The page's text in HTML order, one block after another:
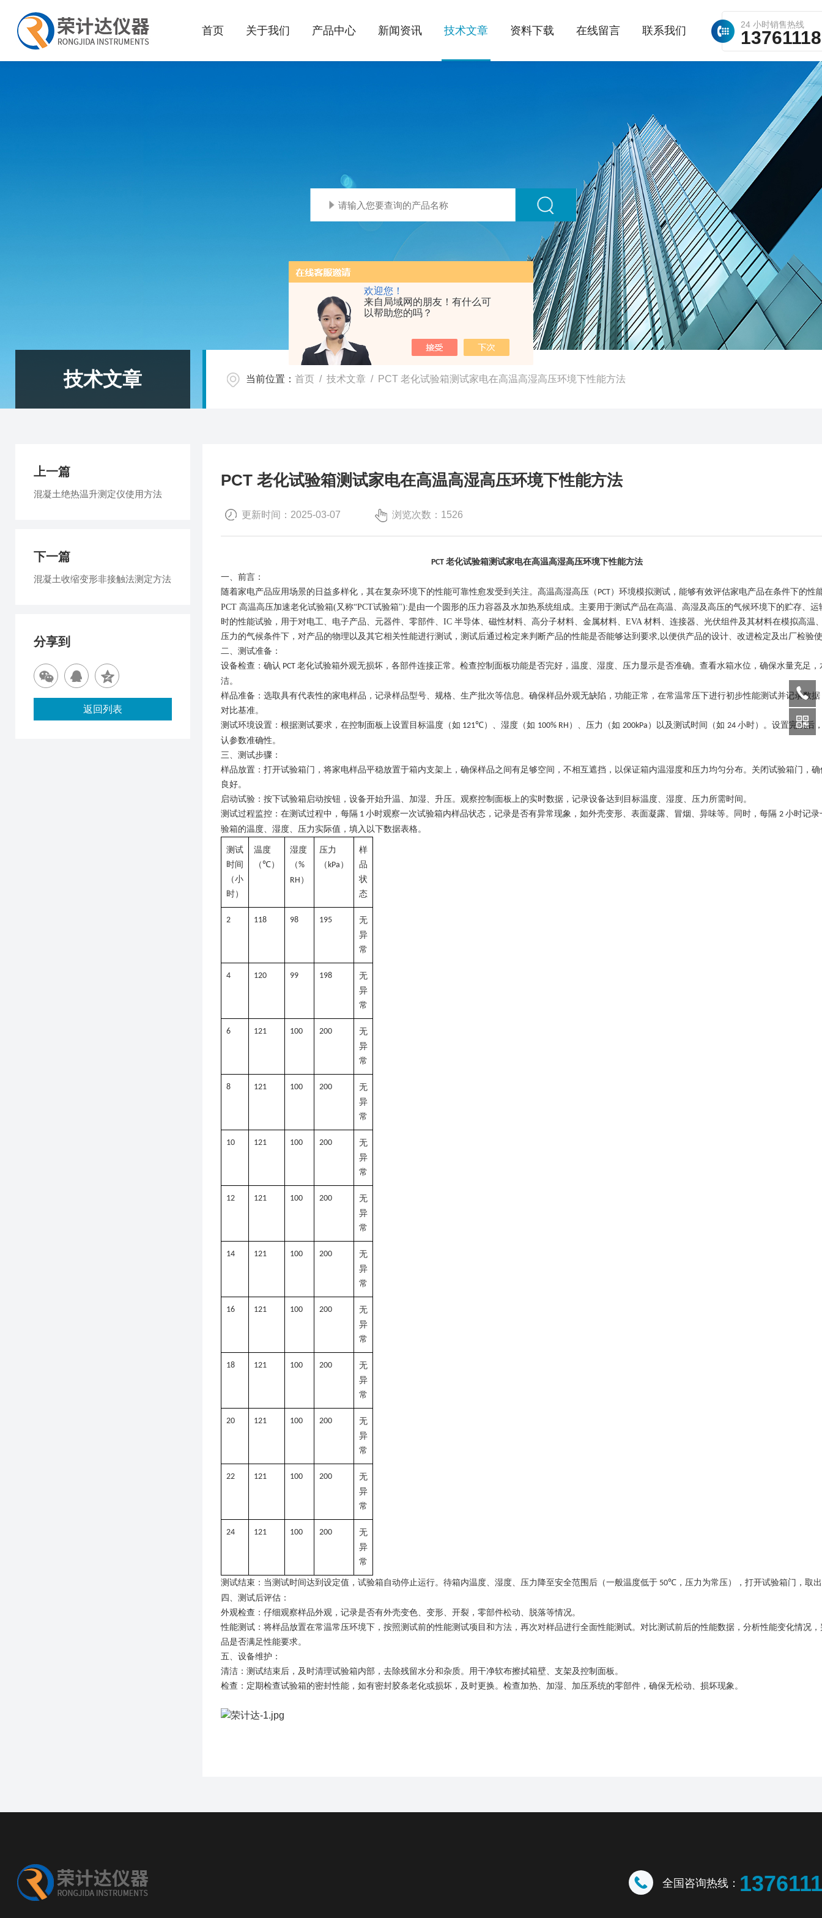
欢迎您！
来自局域网的朋友！有什么可
以帮助您的吗？
24 小时销售热线
首页 关于我们 产品中心 新闻资讯 技术文章 资料下载 在线留言 联系我们
技术文章 当前位置： 首页 / 技术文章 / PCT 老化试验箱测试家电在高温高湿高压环境下性能方法
PCT 老化试验箱测试家电在高温高湿高压环境下性能方法
更新时间：2025-03-07 浏览次数：1526
PCT 老化试验箱测试家电在高温高湿高压环境下性能方法
一、 前言 ：
随着家电产品应用场景的日益多样化，其在复杂环境下的性能可靠性愈发受到关注。高温高湿高压（ PCT）环境模拟测试，能够有效评估家电产品在条件下的性
PCT 高温高压加速老化试验箱(又称“PCT试验箱"):是由一个圆形的压力容器及水加热系统组成。主要用于测试产品在高温、高湿及高压的气候环境下的贮存、运
时的性能试验，用于对电工、电子产品、元器件、零部件、IC 半导体、磁性材料、高分子材料、金属材料、EVA 材料、连接器、光伏组件及其材料在模拟高温
压力的气候条件下，对产品的物理以及其它相关性能进行测试，测试后通过检定来判断产品的性能是否能够达到要求,以便供产品的设计、改进检定及出厂检验
二、测试准备 ：
设备检查 ：确认 PCT 老化试验箱外观无损坏，各部件连接正常。检查控制面板功能是否完好，温度、湿度、压力显示是否准确。查看水箱水位，确保水量充足，
洁。
样品准备 ：选取具有代表性的家电样品，记录样品型号、规格、生产批次等信息。确保样品外观无缺陷，功能正常，在常温常压下进行初步性能测试并记录数
对比基准。
测试环境设置 ：根据测试要求，在控制面板上设置目标温度（如 121℃）、湿度（如 100% RH ）、压力（如 200kPa ）以及测试时间（如 24 小时）。设置完成后
认参数准确性。
三、测试步骤 ：
样品放置 ：打开试验箱门，将家电样品平稳放置于箱内支架上，确保样品之间有足够空间，不相互遮挡，以保证箱内温湿度和压力均匀分布。关闭试验箱门，
良好。
启动试验 ：按下试验箱启动按钮，设备开始升温、加湿、升压。观察控制面板上的实时数据，记录设备达到目标温度、湿度、压力所需时间。
测试过程监控 ：在测试过程中，每隔 1 小时观察一次试验箱内样品状态，记录是否有异常现象，如外壳变形、表面凝露、冒烟、异味等。同时，每隔 2 小时记录
验箱的温度、湿度、压力实际值，填入以下数据表格。
测试
时间
（小
时）
温度
（℃）
湿度
（%
RH ）
压力
（kPa ）
样
品
状
态
2 118 98 195
无
异
常
4 120 99 198
无
异
常
6 121 100 200
无
异
常
8 121 100 200
无
异
常
10 121 100 200
无
异
常
12 121 100 200
无
异
常
14 121 100 200
无
异
常
16 121 100 200
无
异
常
18 121 100 200
无
异
常
20 121 100 200
无
异
常
22 121 100 200
无
异
常
24 121 100 200
无
异
常
测试结束 ：当测试时间达到设定值，试验箱自动停止运行。待箱内温度、湿度、压力降至安全范围后（一般温度低于 50℃ ，压力为常压），打开试验箱门，取
四 、测试后评估 ：
外观检查 ：仔细观察样品外观，记录是否有外壳变色、变形、开裂，零部件松动、脱落等情况。
性能测试 ：将样品放置在常温常压环境下，按照测试前的性能测试项目和方法，再次对样品进行全面性能测试。对比测试前后的性能数据，分析性能变化情况
品是否满足性能要求。
五、设备维护 ：
清洁 ：测试结束后，及时清理试验箱内部，去除残留水分和杂质。用干净软布擦拭箱壁、支架及控制面板。
检查 ：定期检查试验箱的密封性能，如有密封胶条老化或损坏，及时更换。检查加热、加湿、加压系统的零部件，确保无松动、损坏现象。
上一篇
混凝土绝热温升测定仪使用方法
下一篇
混凝土收缩变形非接触法测定方法
分享到
返回列表
全国咨询热线：